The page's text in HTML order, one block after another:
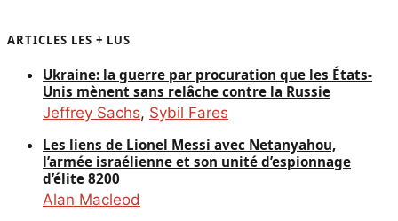
ARTICLES LES + LUS
Ukraine: la guerre par procuration que les États-
Unis mènent sans relâche contre la Russie
Jeffrey Sachs, Sybil Fares
Les liens de Lionel Messi avec Netanyahou,
l’armée israélienne et son unité d’espionnage
d’élite 8200
Alan Macleod